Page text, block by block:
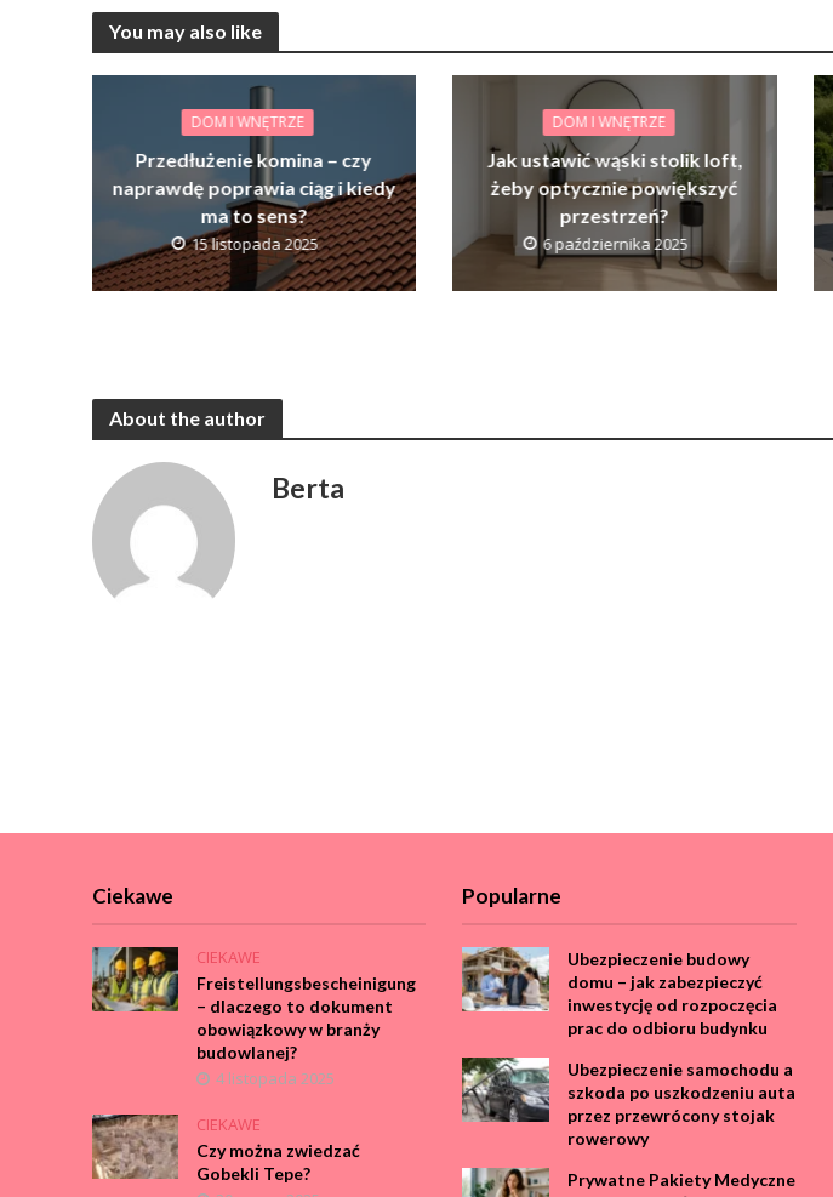
You may also like
DOM I WNĘTRZE
Przedłużenie komina – czy
naprawdę poprawia ciąg i kiedy
ma to sens?
15 listopada 2025
DOM I WNĘTRZE
Jak ustawić wąski stolik loft,
żeby optycznie powiększyć
przestrzeń?
6 października 2025
About the author
Berta
Ciekawe
CIEKAWE
Freistellungsbescheinigung
– dlaczego to dokument
obowiązkowy w branży
budowlanej?
4 listopada 2025
CIEKAWE
Czy można zwiedzać
Gobekli Tepe?
Popularne
Ubezpieczenie budowy
domu – jak zabezpieczyć
inwestycję od rozpoczęcia
prac do odbioru budynku
Ubezpieczenie samochodu a
szkoda po uszkodzeniu auta
przez przewrócony stojak
rowerowy
Prywatne Pakiety Medyczne